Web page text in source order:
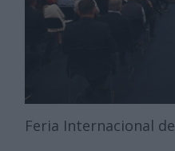
Feria Internacional